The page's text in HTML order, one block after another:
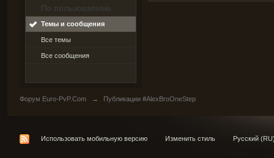
По пользователю
Темы и сообщения
Все темы
Все сообщения
Форум Euro-PvP.Com → Публикации #AlexBroOneStep
Использовать мобильную версию Изменить стиль Русский